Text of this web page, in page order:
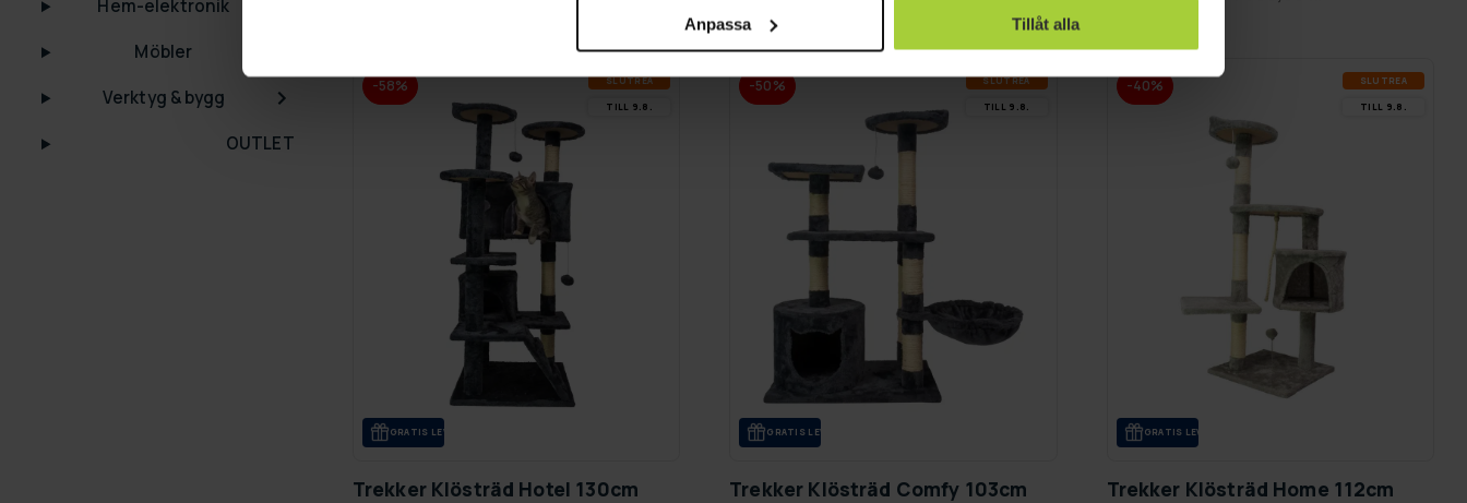
Anpassa Tillåt alla
Hem-elektronik
Möbler
Verktyg & bygg
OUTLET
-58% SLUT­REA
TILL 9.8.
GRA­TIS LE­VE­RANS
Trekker Klösträd Hotel 130cm
-50% SLUT­REA
TILL 9.8.
GRA­TIS LE­VE­RANS
Trekker Klösträd Comfy 103cm
-40% SLUT­REA
TILL 9.8.
GRA­TIS LE­VE­RANS
Trekker Klösträd Home 112cm